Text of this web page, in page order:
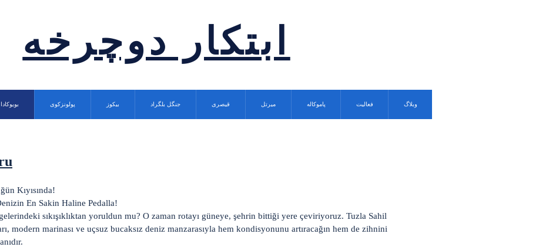
ابتکار دوچرخه
بویوکادا پولونزکوی بیکوز جنگل بلگراد قیصری میرتل پاموکاله فعالیت وبلاگ
Kıyısında!
En Sakin Haline Pedalla!
sıkışıklıktan yoruldun mu? O zaman rotayı güneye, şehrin bittiği yere çeviriyoruz. Tuzla Sahil
modern marinası ve uçsuz bucaksız deniz manzarasıyla hem kondisyonunu artıracağın hem de zihnini